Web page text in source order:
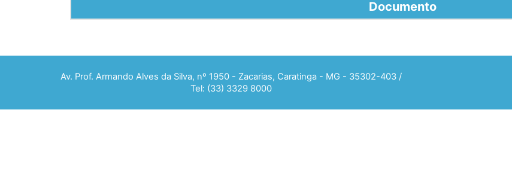
Documento
Av. Prof. Armando Alves da Silva, nº 1950 - Zacarias, Caratinga - MG - 35302-403 /
Tel: (33) 3329 8000